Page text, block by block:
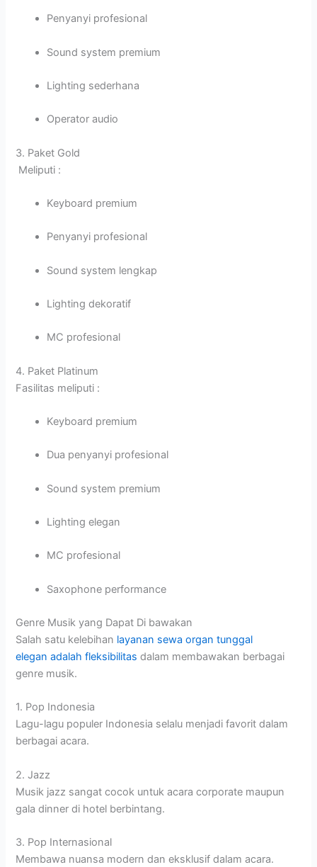
Penyanyi profesional
Sound system premium
Lighting sederhana
Operator audio
3. Paket Gold
Meliputi :
Keyboard premium
Penyanyi profesional
Sound system lengkap
Lighting dekoratif
MC profesional
4. Paket Platinum
Fasilitas meliputi :
Keyboard premium
Dua penyanyi profesional
Sound system premium
Lighting elegan
MC profesional
Saxophone performance
Genre Musik yang Dapat Di bawakan
Salah satu kelebihan layanan sewa organ tunggal
elegan adalah fleksibilitas dalam membawakan berbagai
genre musik.
1. Pop Indonesia
Lagu-lagu populer Indonesia selalu menjadi favorit dalam
berbagai acara.
2. Jazz
Musik jazz sangat cocok untuk acara corporate maupun
gala dinner di hotel berbintang.
3. Pop Internasional
Membawa nuansa modern dan eksklusif dalam acara.